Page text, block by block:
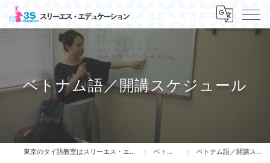
ベトナム語／開講スケジュール
東京のタイ語教室はスリーエス・エデュケーション ベトナム語 ベトナム語／開講スケジュール